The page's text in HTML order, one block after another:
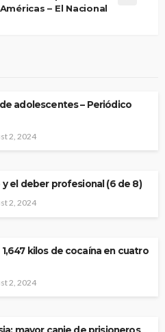
Américas – El Nacional
adolescentes – Periódico
2, 2024
y el deber profesional (6 de 8)
2, 2024
kilos de cocaína en cuatro
2, 2024